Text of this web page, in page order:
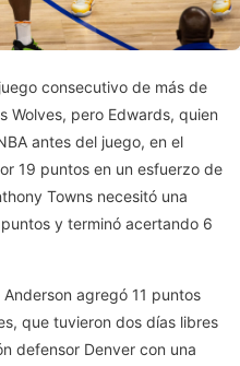
consecutivo de más de
Wolves, pero Edwards, quien
antes del juego, en el
19 puntos en un esfuerzo de
Towns necesitó una
y terminó acertando 6
agregó 11 puntos
que tuvieron dos días libres
defensor Denver con una